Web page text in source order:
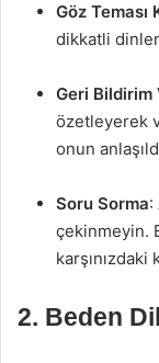
Göz Teması
dikkatli
Geri Bildirim
özetleyerek
onun
Soru Sorma:
çekinmeyin.
karşınızdaki
2. Beden